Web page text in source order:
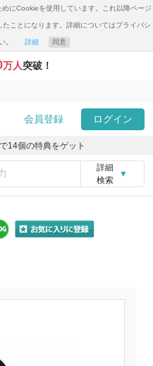
にCookieを使用しています。これ以降ページ
ことになります。詳細についてはプライバシ
。 詳細 同意
万人突破！
会員登録 ログイン
で14個の特典をゲット
詳細
検索
▼